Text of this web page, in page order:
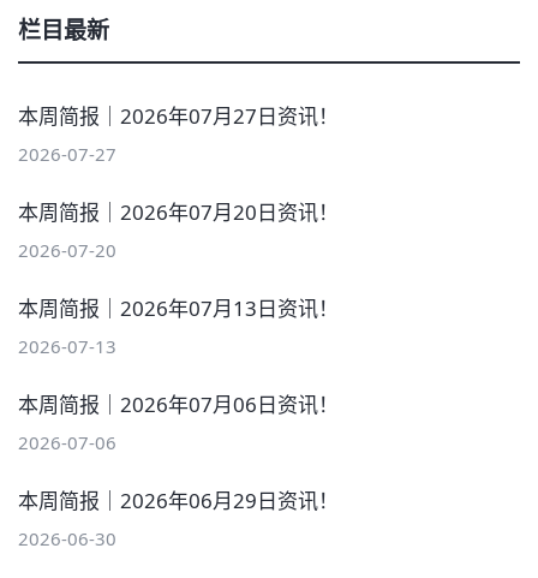
栏目最新
本周简报｜2026年07月27日资讯！
2026-07-27
本周简报｜2026年07月20日资讯！
2026-07-20
本周简报｜2026年07月13日资讯！
2026-07-13
本周简报｜2026年07月06日资讯！
2026-07-06
本周简报｜2026年06月29日资讯！
2026-06-30